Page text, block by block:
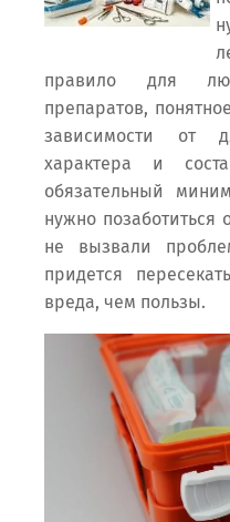
правило для
препаратов,
зависимости от
характера и
обязательный
нужно позаботиться
не вызвали
придется
вреда, чем пользы.